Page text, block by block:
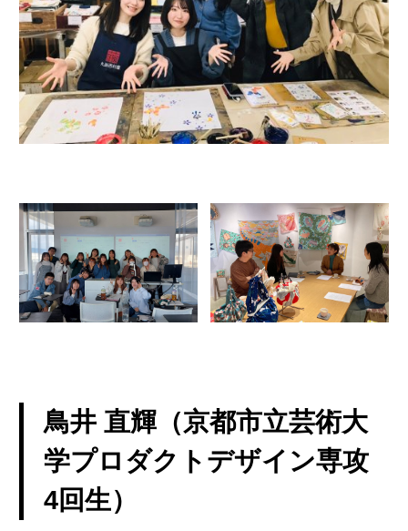
鳥井 直輝（京都市立芸術大
学プロダクトデザイン専攻
4回生）